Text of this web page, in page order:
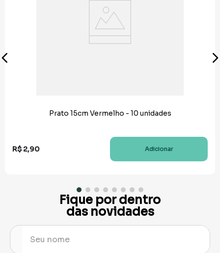
Prato 15cm Vermelho - 10 unidades
R$ 2,90 Adicionar
Fique por dentro
das novidades